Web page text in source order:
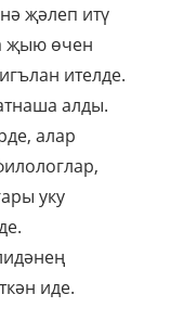
җәлеп итү
җыю өчен
ителде.
алды.
алар
уку
иде.